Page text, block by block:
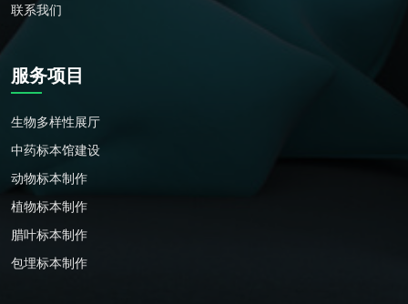
联系我们
服务项目
生物多样性展厅
中药标本馆建设
动物标本制作
植物标本制作
腊叶标本制作
包埋标本制作